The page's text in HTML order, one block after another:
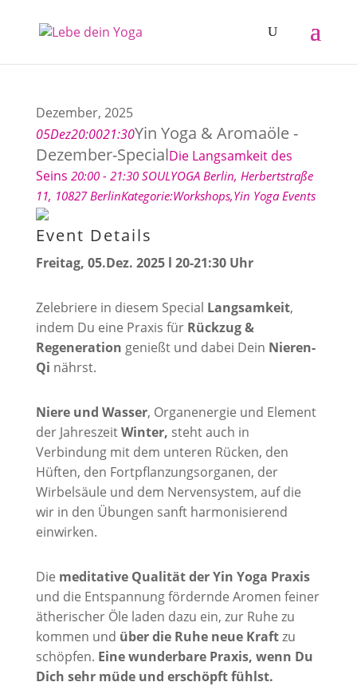
Dezember, 2025
05Dez20:0021:30Yin Yoga & Aromaöle -
Dezember-SpecialDie Langsamkeit des
Seins 20:00 - 21:30 SOULYOGA Berlin, Herbertstraße
11, 10827 BerlinKategorie:Workshops,Yin Yoga Events
Event Details
Freitag, 05.Dez. 2025 l 20-21:30 Uhr
Zelebriere in diesem Special Langsamkeit,
indem Du eine Praxis für Rückzug &
Regeneration genießt und dabei Dein Nieren-
Qi nährst.
Niere und Wasser, Organenergie und Element
der JahreszeitWinter, steht auch in
Verbindung mit dem unteren Rücken, den
Hüften, den Fortpflanzungsorganen, der
Wirbelsäule und dem Nervensystem, auf die
wir in den Übungen sanft harmonisierend
einwirken.
Die meditative Qualität der Yin Yoga Praxis
und die Entspannung fördernde Aromen feiner
ätherischer Öle laden dazu ein, zur Ruhe zu
kommen und über die Ruhe neue Kraftzu
schöpfen. Eine wunderbare Praxis, wenn Du
Dich sehr müde und erschöpft fühlst.